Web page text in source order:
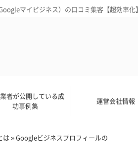
マイビジネス）の口コミ集客【超効率化
者が公開している成
功事例集
運営会社情報
は»Googleビジネスプロフィールの